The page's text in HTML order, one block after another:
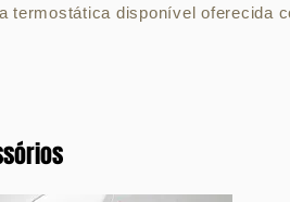
termostática disponível oferecida